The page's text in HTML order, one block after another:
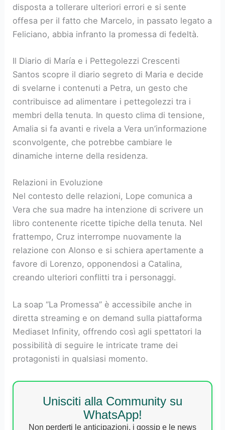
disposta a tollerare ulteriori errori e si sente
offesa per il fatto che Marcelo, in passato legato a
Feliciano, abbia infranto la promessa di fedeltà.
Il Diario di María e i Pettegolezzi Crescenti
Santos scopre il diario segreto di Maria e decide
di svelarne i contenuti a Petra, un gesto che
contribuisce ad alimentare i pettegolezzi tra i
membri della tenuta. In questo clima di tensione,
Amalia si fa avanti e rivela a Vera un’informazione
sconvolgente, che potrebbe cambiare le
dinamiche interne della residenza.
Relazioni in Evoluzione
Nel contesto delle relazioni, Lope comunica a
Vera che sua madre ha intenzione di scrivere un
libro contenente ricette tipiche della tenuta. Nel
frattempo, Cruz interrompe nuovamente la
relazione con Alonso e si schiera apertamente a
favore di Lorenzo, opponendosi a Catalina,
creando ulteriori conflitti tra i personaggi.
La soap “La Promessa” è accessibile anche in
diretta streaming e on demand sulla piattaforma
Mediaset Infinity, offrendo così agli spettatori la
possibilità di seguire le intricate trame dei
protagonisti in qualsiasi momento.
Unisciti alla Community su
WhatsApp!
Non perderti le anticipazioni, i gossip e le news